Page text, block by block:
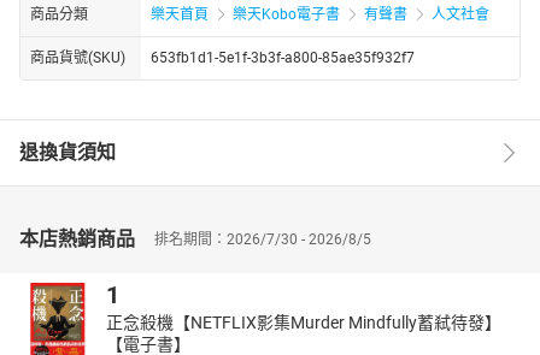
商品分類 樂天首頁 樂天Kobo電子書 有聲書 人文社會
商品貨號(SKU) 653fb1d1-5e1f-3b3f-a800-85ae35f932f7
退換貨須知
本店熱銷商品 排名期間：2026/7/30 - 2026/8/5
1
正念殺機【NETFLIX影集Murder Mindfully蓄弒待發】
【電子書】